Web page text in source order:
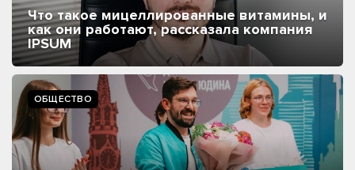
Что такое мицеллированные витамины, и
как они работают, рассказала компания
IPSUM
ОБЩЕСТВО